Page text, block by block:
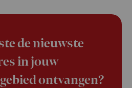
de nieuwste
in jouw
ontvangen?